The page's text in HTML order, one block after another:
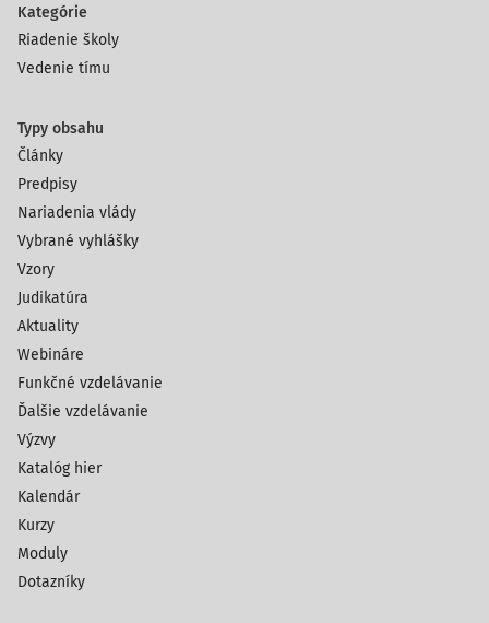
Kategórie
Riadenie školy
Vedenie tímu
Typy obsahu
Články
Predpisy
Nariadenia vlády
Vybrané vyhlášky
Vzory
Judikatúra
Aktuality
Webináre
Funkčné vzdelávanie
Ďalšie vzdelávanie
Výzvy
Katalóg hier
Kalendár
Kurzy
Moduly
Dotazníky